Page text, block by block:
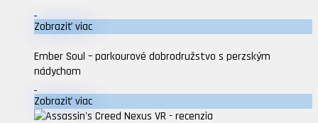
Zobraziť viac
Ember Soul – parkourové dobrodružstvo s perzským
nádychom
Zobraziť viac